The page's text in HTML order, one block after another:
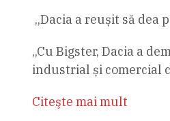
„Dacia a reușit să dea
„Cu Bigster, Dacia a
industrial și comercial
Citeşte mai mult